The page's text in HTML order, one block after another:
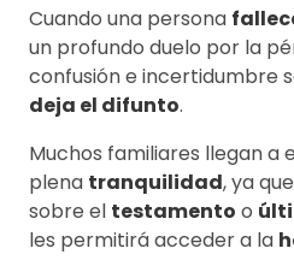
Cuando una persona
un profundo duelo por la
confusión e incertidumbre
deja el difunto.
Muchos familiares llegan a
plena tranquilidad, ya
sobre el testamento o
les permitirá acceder a la